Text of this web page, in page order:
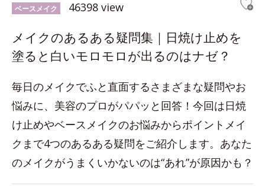
ベースメイク 46398 view
メイクのあるある疑問集｜日焼け止めを
塗ると白いモロモロが出るのはナゼ？
毎日のメイクでふと直面するさまざまな疑問やお
悩みに、美容のプロがパパッと回答！今回は日焼
け止めやベースメイクのお悩みからポイントメイ
クまで4つのあるある疑問をご紹介します。あなた
のメイクがうまくいかないのは“あれ”が原因かも？